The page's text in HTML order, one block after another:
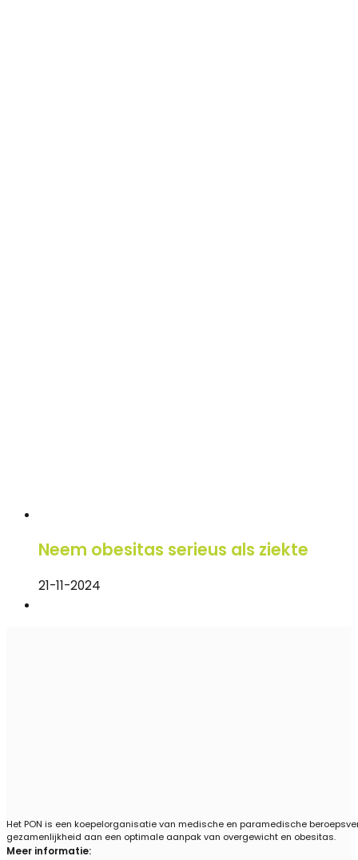
Neem obesitas serieus als ziekte
21-11-2024
Het PON is een koepelorganisatie van medische en paramedische
gezamenlijkheid aan een optimale aanpak van overgewicht en obesitas.
Meer informatie: